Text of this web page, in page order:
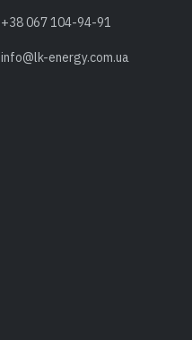
+38 067 104-94-91
info@lk-energy.com.ua